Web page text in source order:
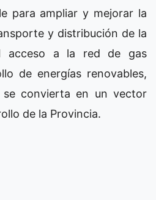
para ampliar y mejorar la
y distribución de la
acceso a la red de gas
de energías renovables,
se convierta en un vector
de la Provincia.